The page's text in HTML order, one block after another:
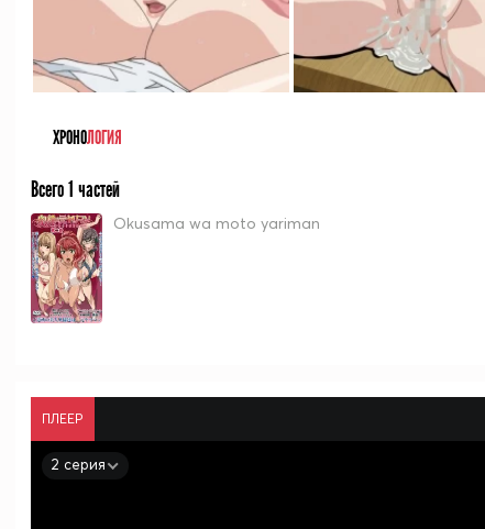
ХРОНОЛОГИЯ
Всего 1 частей
Okusama wa moto yariman
ПЛЕЕР
2 серия